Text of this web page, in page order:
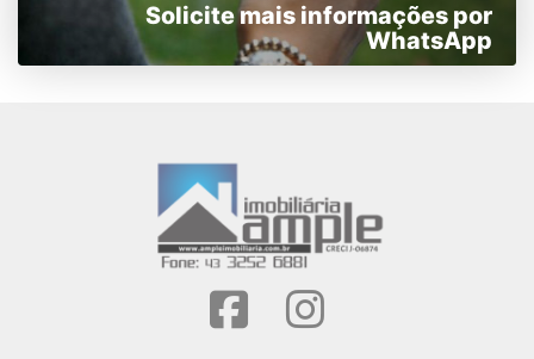
Solicite mais informações por
WhatsApp